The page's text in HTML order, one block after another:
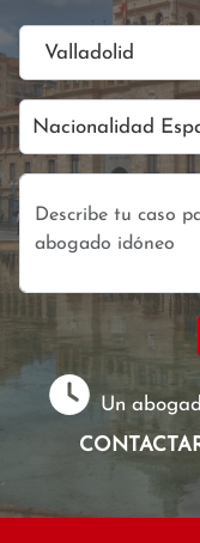
Valladolid
Nacionalidad
Un